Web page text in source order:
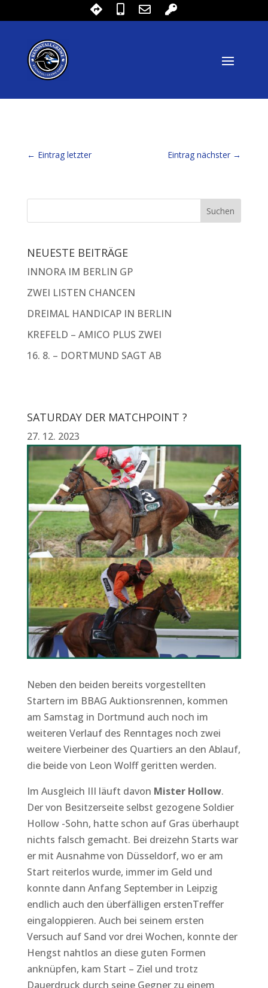
← Eintrag letzter Eintrag nächster →
NEUESTE BEITRÄGE
INNORA IM BERLIN GP
ZWEI LISTEN CHANCEN
DREIMAL HANDICAP IN BERLIN
KREFELD – AMICO PLUS ZWEI
16. 8. – DORTMUND SAGT AB
SATURDAY DER MATCHPOINT ?
27. 12. 2023
Neben den beiden bereits vorgestellten
Startern im BBAG Auktionsrennen, kommen
am Samstag in Dortmund auch noch im
weiteren Verlauf des Renntages noch zwei
weitere Vierbeiner des Quartiers an den Ablauf,
die beide von Leon Wolff geritten werden.
Im Ausgleich III läuft davon Mister Hollow.
Der von Besitzerseite selbst gezogene Soldier
Hollow -Sohn, hatte schon auf Gras überhaupt
nichts falsch gemacht. Bei dreizehn Starts war
er mit Ausnahme von Düsseldorf, wo er am
Start reiterlos wurde, immer im Geld und
konnte dann Anfang September in Leipzig
endlich auch den überfälligen erstenTreffer
eingaloppieren. Auch bei seinem ersten
Versuch auf Sand vor drei Wochen, konnte der
Hengst nahtlos an diese guten Formen
anknüpfen, kam Start – Ziel und trotz
Dauerdruck durch seine Gegner zu einem